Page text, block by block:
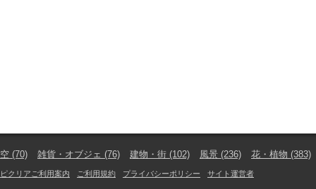
空 (70) 雑貨・オブジェ (76) 建物・街 (102) 風景 (236) 花・植物 (383)
ピクリアご利用案内 ご利用規約 プライバシーポリシー サイト運営者